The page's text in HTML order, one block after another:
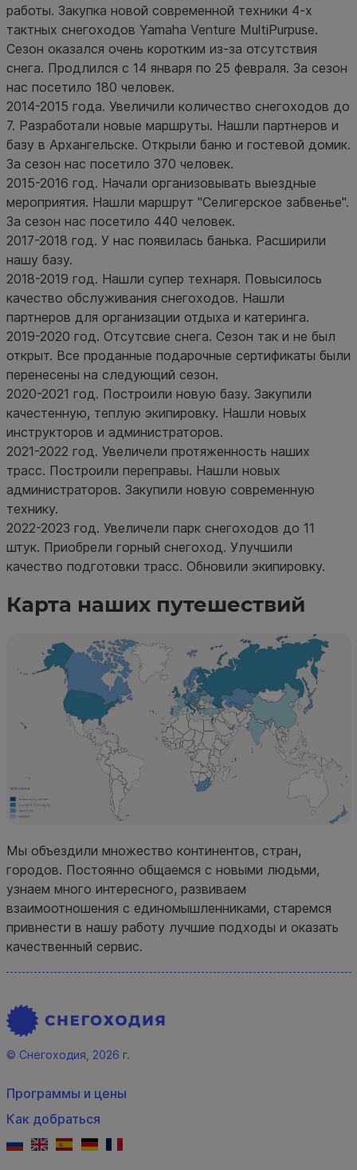
работы. Закупка новой современной техники 4-х
тактных снегоходов Yamaha Venture MultiPurpuse.
Сезон оказался очень коротким из-за отсутствия
снега. Продлился с 14 января по 25 февраля. За сезон
нас посетило 180 человек.
2014-2015 года. Увеличили количество снегоходов до
7. Разработали новые маршруты. Нашли партнеров и
базу в Архангельске. Открыли баню и гостевой домик.
За сезон нас посетило 370 человек.
2015-2016 год. Начали организовывать выездные
мероприятия. Нашли маршрут "Селигерское забвенье".
За сезон нас посетило 440 человек.
2017-2018 год. У нас появилась банька. Расширили
нашу базу.
2018-2019 год. Нашли супер технаря. Повысилось
качество обслуживания снегоходов. Нашли
партнеров для организации отдыха и катеринга.
2019-2020 год. Отсутсвие снега. Сезон так и не был
открыт. Все проданные подарочные сертификаты были
перенесены на следующий сезон.
2020-2021 год. Построили новую базу. Закупили
качестенную, теплую экипировку. Нашли новых
инструкторов и администраторов.
2021-2022 год. Увеличели протяженность наших
трасс. Построили переправы. Нашли новых
администраторов. Закупили новую современную
технику.
2022-2023 год. Увеличели парк снегоходов до 11
штук. Приобрели горный снегоход. Улучшили
качество подготовки трасс. Обновили экипировку.
Карта наших путешествий
Мы объездили множество континентов, стран,
городов. Постоянно общаемся с новыми людьми,
узнаем много интересного, развиваем
взаимоотношения с единомышленниками, старемся
привнести в нашу работу лучшие подходы и оказать
качественный сервис.
© Снегоходия, 2026 г.
Программы и цены
Как добраться